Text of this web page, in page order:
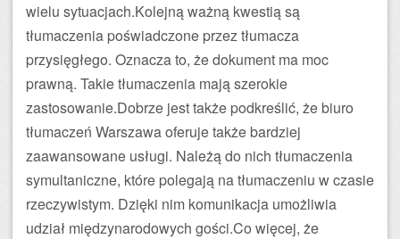
wielu sytuacjach.Kolejną ważną kwestią są
tłumaczenia poświadczone przez tłumacza
przysięgłego. Oznacza to, że dokument ma moc
prawną. Takie tłumaczenia mają szerokie
zastosowanie.Dobrze jest także podkreślić, że biuro
tłumaczeń Warszawa oferuje także bardziej
zaawansowane usługi. Należą do nich tłumaczenia
symultaniczne, które polegają na tłumaczeniu w czasie
rzeczywistym. Dzięki nim komunikacja umożliwia
udział międzynarodowych gości.Co więcej, że